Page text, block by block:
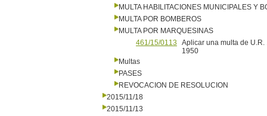
MULTA HABILITACIONES MUNICIPALES Y
MULTA POR BOMBEROS
MULTA POR MARQUESINAS
461/15/0113
Aplicar una multa de U.R.
1950
Multas
PASES
REVOCACION DE RESOLUCION
2015/11/18
2015/11/13